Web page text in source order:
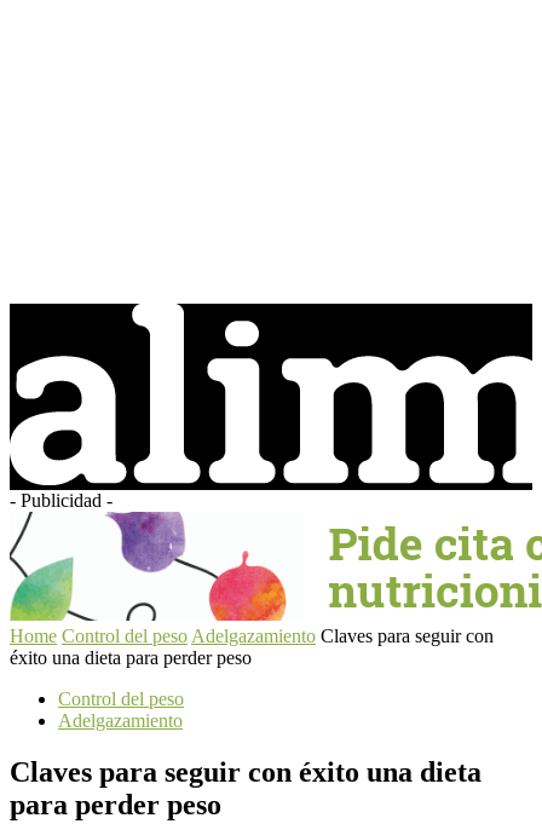
- Publicidad -
Home Control del peso Adelgazamiento Claves para seguir con
éxito una dieta para perder peso
Control del peso
Adelgazamiento
Claves para seguir con éxito una dieta
para perder peso